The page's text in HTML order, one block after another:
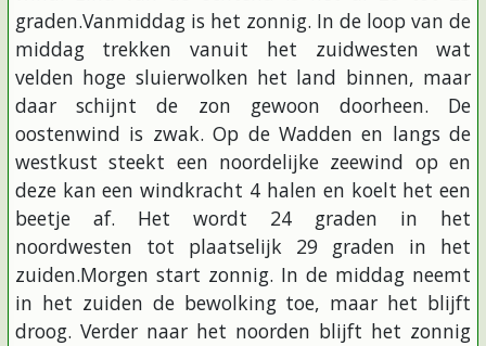
graden.Vanmiddag is het zonnig. In de loop van de
middag trekken vanuit het zuidwesten wat
velden hoge sluierwolken het land binnen, maar
daar schijnt de zon gewoon doorheen. De
oostenwind is zwak. Op de Wadden en langs de
westkust steekt een noordelijke zeewind op en
deze kan een windkracht 4 halen en koelt het een
beetje af. Het wordt 24 graden in het
noordwesten tot plaatselijk 29 graden in het
zuiden.Morgen start zonnig. In de middag neemt
in het zuiden de bewolking toe, maar het blijft
droog. Verder naar het noorden blijft het zonnig